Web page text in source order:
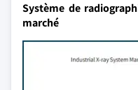
Système de
marché